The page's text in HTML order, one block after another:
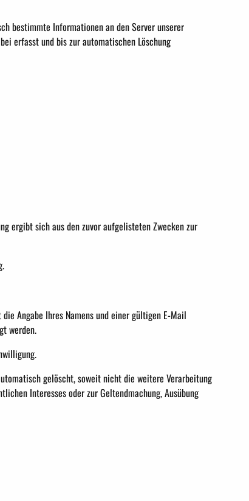
bestimmte Informationen an den Server unserer
erfasst und bis zur automatischen Löschung
ergibt sich aus den zuvor aufgelisteten Zwecken zur
Angabe Ihres Namens und einer gültigen E-Mail
werden.
gelöscht, soweit nicht die weitere Verarbeitung
Interesses oder zur Geltendmachung, Ausübung